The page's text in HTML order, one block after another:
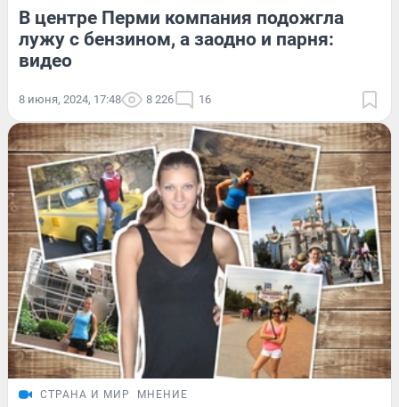
В центре Перми компания подожгла
лужу с бензином, а заодно и парня:
видео
8 июня, 2024, 17:48 8 226 16
СТРАНА И МИР МНЕНИЕ